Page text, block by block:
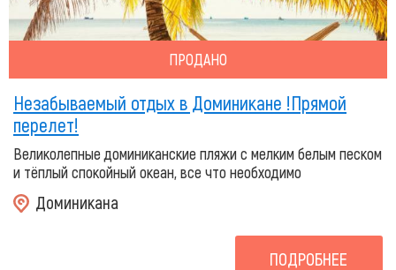
ПРОДАНО
Незабываемый отдых в Доминикане !Прямой
перелет!
Великолепные доминиканские пляжи с мелким белым песком
и тёплый спокойный океан, все что необходимо
Доминикана
ПОДРОБНЕЕ